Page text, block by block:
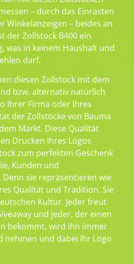
– durch das Einrasten
Winkelanzeigen – beides an
der Zollstock B400 ein
was in keinem Haushalt und
darf.
diesen Zollstock mit dem
bzw. alternativ natürlich
Ihrer Firma oder Ihres
der Zollstöcke von Bauma
Markt. Diese Qualität
Drucken Ihres Logos
zum perfekten Geschenk
Kunden und
sie repräsentieren wie
Qualität und Tradition. Sie
Kultur. Jeder freut
und jeder, der einen
bekommt, wird ihn immer
nehmen und dabei Ihr Logo